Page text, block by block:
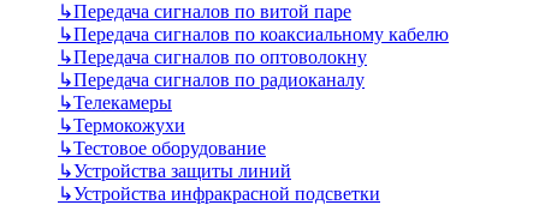
↳Передача сигналов по витой паре
↳Передача сигналов по коаксиальному кабелю
↳Передача сигналов по оптоволокну
↳Передача сигналов по радиоканалу
↳Телекамеры
↳Термокожухи
↳Тестовое оборудование
↳Устройства защиты линий
↳Устройства инфракрасной подсветки